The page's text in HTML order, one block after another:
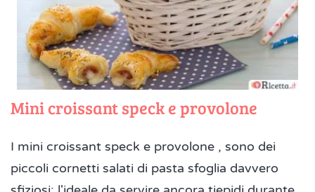
Mini croissant speck e provolone
I mini croissant speck e provolone , sono dei
piccoli cornetti salati di pasta sfoglia davvero